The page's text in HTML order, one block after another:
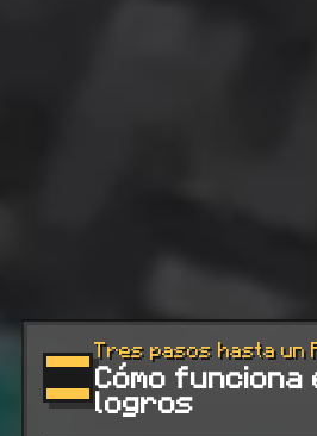
Tres pasos hasta un
Cómo
logros